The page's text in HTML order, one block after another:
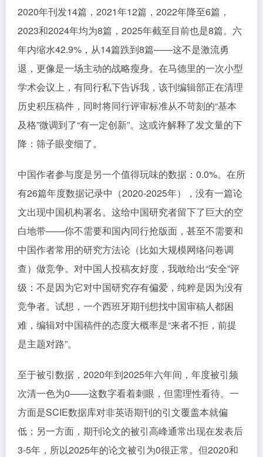
2020年刊发14篇，2021年12篇，2022年降至6篇，
2023和2024年均为8篇，2025年截至目前也是8篇。六
年内缩水42.9%，从14篇跌到8篇——这不是激流勇
退，更像是一场主动的战略瘦身。在马德里的一次小型
学术会议上，有同行私下告诉我，该刊编辑部正在清理
历史积压稿件，同时将同行评审标准从不苛刻的“基本
及格”微调到了“有一定创新”。这或许解释了发文量的下
降：筛子眼变细了。
中国作者参与度是另一个值得玩味的数据：0.0%。在所
有26篇年度数据记录中（2020-2025年），没有一篇论
文出现中国机构署名。这给中国研究者留下了巨大的空
白地带——你不需要和国内同行抢版面，甚至不需要和
中国作者常用的研究方法论（比如大规模网络问卷调
查）做竞争。对中国人投稿友好度，我敢给出“安全”评
级：不是因为它对中国研究存有偏爱，纯粹是因为没有
竞争者。试想，一个西班牙期刊想找中国审稿人都困
难，编辑对中国稿件的态度大概率是“来者不拒，前提
是主题对路”。
至于被引数据，2020年到2025年六年间，年度被引频
次清一色为0——这数字看着刺眼，但需理性看待。一
方面是SCIE数据库对非英语期刊的引文覆盖本就偏
低；另一方面，期刊论文的被引高峰通常出现在发表后
3-5年，所以2025年的论文被引为0很正常。但2020和